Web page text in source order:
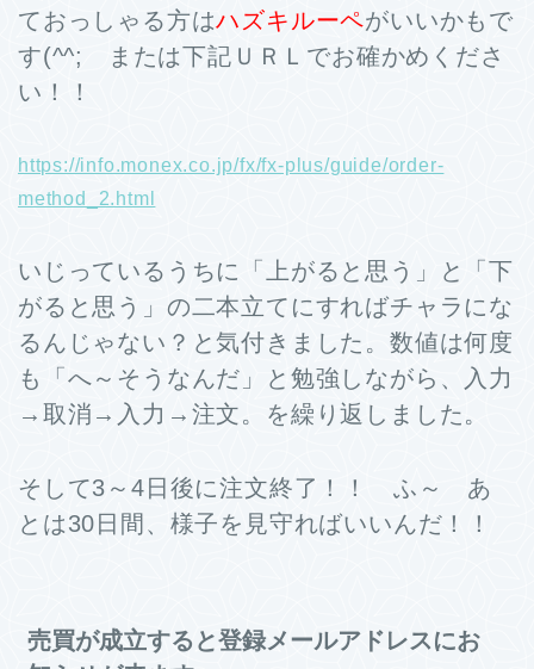
ておっしゃる方はハズキルーペがいいかもで
す(^^; または下記ＵＲＬでお確かめくださ
い！！
https://info.monex.co.jp/fx/fx-plus/guide/order-
method_2.html
いじっているうちに「上がると思う」と「下
がると思う」の二本立てにすればチャラにな
るんじゃない？と気付きました。数値は何度
も「へ～そうなんだ」と勉強しながら、入力
→取消→入力→注文。を繰り返しました。
そして3～4日後に注文終了！！ ふ～ あ
とは30日間、様子を見守ればいいんだ！！
売買が成立すると登録メールアドレスにお